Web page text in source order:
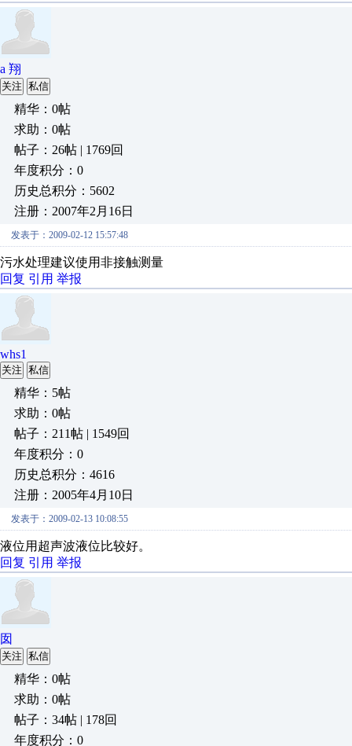
a 翔
关注 私信
精华：0帖
求助：0帖
帖子：26帖 | 1769回
年度积分：0
历史总积分：5602
注册：2007年2月16日
发表于：2009-02-12 15:57:48
污水处理建议使用非接触测量
回复 引用 举报
whs1
关注 私信
精华：5帖
求助：0帖
帖子：211帖 | 1549回
年度积分：0
历史总积分：4616
注册：2005年4月10日
发表于：2009-02-13 10:08:55
液位用超声波液位比较好。
回复 引用 举报
囡
关注 私信
精华：0帖
求助：0帖
帖子：34帖 | 178回
年度积分：0